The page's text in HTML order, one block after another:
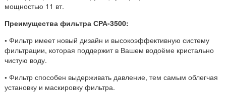
мощностью 11 вт.
Преимущества фильтра СРА-3500:
• Фильтр имеет новый дизайн и высокоэффективную систему
фильтрации, которая поддержит в Вашем водоёме кристально
чистую воду.
• Фильтр способен выдерживать давление, тем самым облегчая
установку и маскировку фильтра.